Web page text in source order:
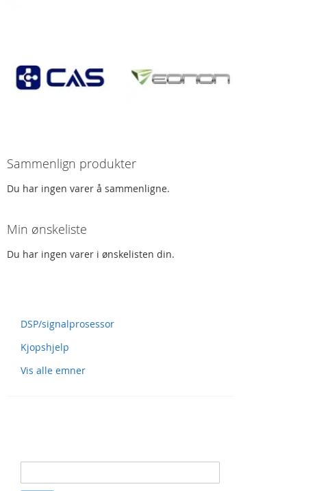
Sammenlign produkter
Du har ingen varer å sammenligne.
Min ønskeliste
Du har ingen varer i ønskelisten din.
DSP/signalprosessor
Kjopshjelp
Vis alle emner